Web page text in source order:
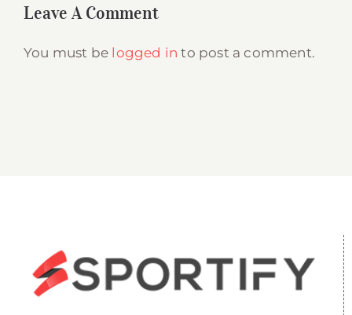
Leave A Comment
You must be logged in to post a comment.